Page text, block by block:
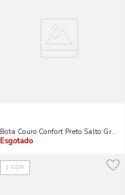
Bota Couro Confort Preto Salto
Indisponível
1 COR